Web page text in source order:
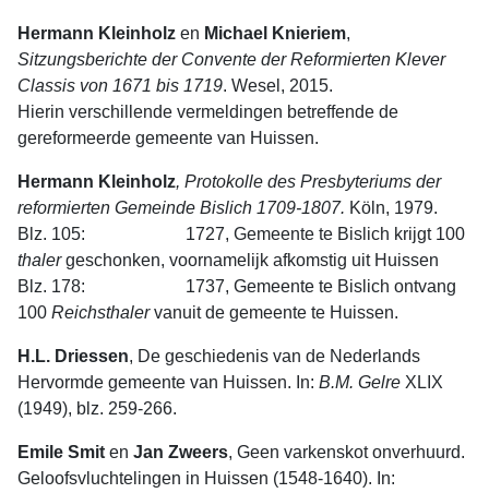
Hermann Kleinholz en Michael Knieriem,
Sitzungsberichte der Convente der Reformierten Klever
Classis von 1671 bis 1719. Wesel, 2015.
Hierin verschillende vermeldingen betreffende de
gereformeerde gemeente van Huissen.
Hermann Kleinholz, Protokolle des Presbyteriums der
reformierten Ge­meinde Bislich 1709-1807. Köln, 1979.
Blz. 105: 1727, Gemeente te Bislich krijgt 100
thalergeschonken, voornamelijk afkomstig uit Huissen
Blz. 178: 1737, Gemeente te Bislich ontvang
100 Reichsthalervanuit de gemeente te Huissen.
H.L. Driessen, De geschiedenis van de Nederlands
Hervormde gemeente van Huissen. In: B.M. Gelre XLIX
(1949), blz. 259-266.
Emile Smit en Jan Zweers, Geen varkenskot onverhuurd.
Geloofsvluchtelingen in Huissen (1548-1640). In: